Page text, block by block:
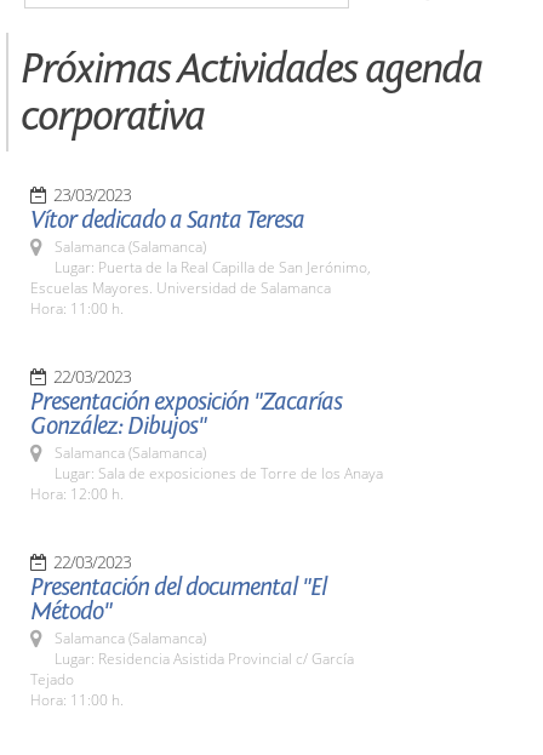
Próximas Actividades agenda
corporativa
23/03/2023
Vítor dedicado a Santa Teresa
Salamanca (Salamanca)
Lugar: Puerta de la Real Capilla de San Jerónimo,
Escuelas Mayores. Universidad de Salamanca
Hora: 11:00 h.
22/03/2023
Presentación exposición "Zacarías
González: Dibujos"
Salamanca (Salamanca)
Lugar: Sala de exposiciones de Torre de los Anaya
Hora: 12:00 h.
22/03/2023
Presentación del documental "El
Método"
Salamanca (Salamanca)
Lugar: Residencia Asistida Provincial c/ García
Tejado
Hora: 11:00 h.